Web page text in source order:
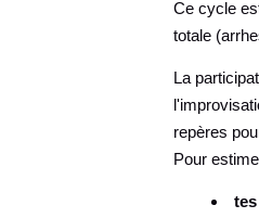
Ce cycle
totale
La
repères
Pour